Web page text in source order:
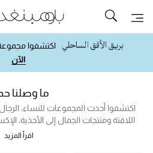
تخفيضات
مشاهدة الكل
مزيد من التخفيضات
اكتشفوا مجموعة
الآن
ما وصلنا
اكتشفوا أحدث المجموعات للنساء،
اللافتة ومنتجات الجمال إلى الأحذية،
تسوقوا أبرز قطع الموسماقرأ المزيد